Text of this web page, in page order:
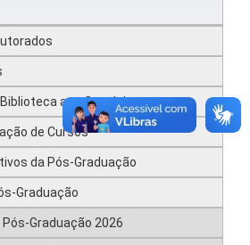
aos Concluintes
de Cursos
da Pós-Graduação
Graduação
Graduação 2026